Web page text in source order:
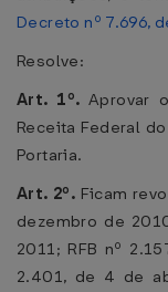
Decreto nº 7.696,
Resolve:
Art. 1º. Aprovar
Receita Federal
Portaria.
Art. 2º. Ficam
dezembro de
2011; RFB nº
2.401, de 4 de